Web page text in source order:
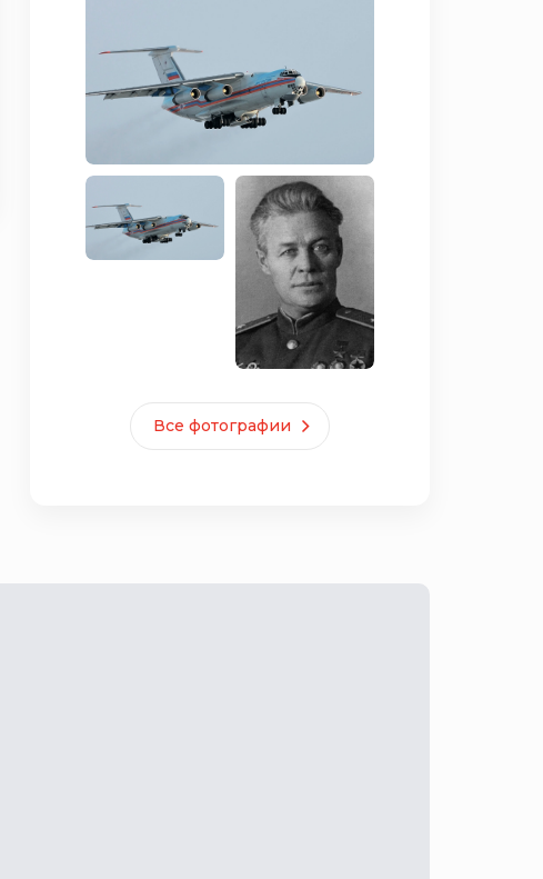
Все фотографии